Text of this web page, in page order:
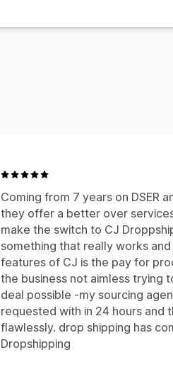
Coming from 7 years on DSER
they offer a better over
make the switch to CJ
something that really works
features of CJ is the pay for
the business not aimless trying
deal possible -my sourcing
requested with in 24 hours and
flawlessly. drop shipping has
Dropshipping